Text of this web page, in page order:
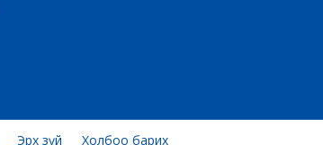
Эрх зүй Холбоо барих